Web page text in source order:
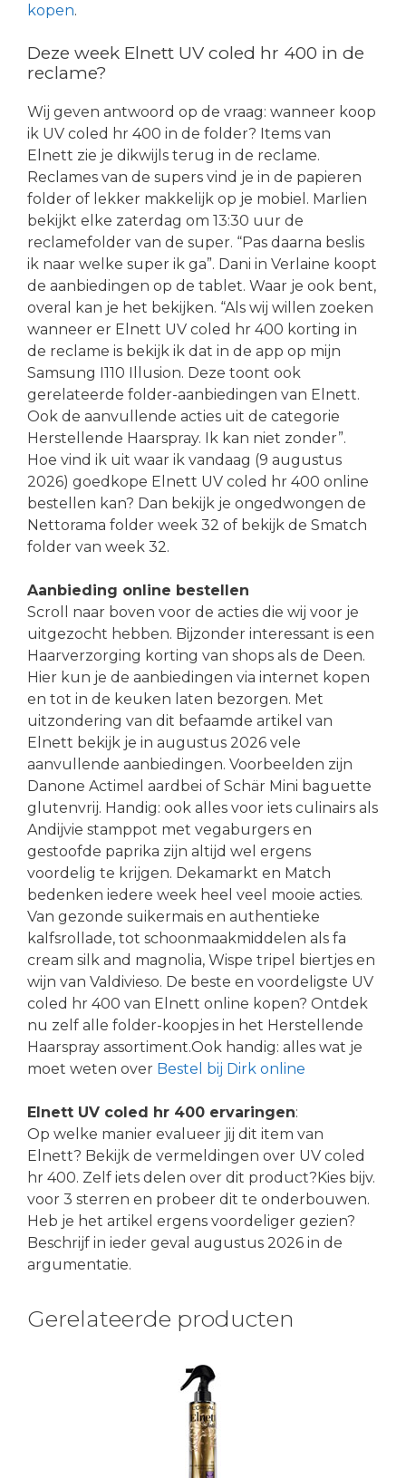
kopen.
Deze week Elnett UV coled hr 400 in de
reclame?
Wij geven antwoord op de vraag: wanneer koop
ik UV coled hr 400 in de folder? Items van
Elnett zie je dikwijls terug in de reclame.
Reclames van de supers vind je in de papieren
folder of lekker makkelijk op je mobiel. Marlien
bekijkt elke zaterdag om 13:30 uur de
reclamefolder van de super. “Pas daarna beslis
ik naar welke super ik ga”. Dani in Verlaine koopt
de aanbiedingen op de tablet. Waar je ook bent,
overal kan je het bekijken. “Als wij willen zoeken
wanneer er Elnett UV coled hr 400 korting in
de reclame is bekijk ik dat in de app op mijn
Samsung I110 Illusion. Deze toont ook
gerelateerde folder-aanbiedingen van Elnett.
Ook de aanvullende acties uit de categorie
Herstellende Haarspray. Ik kan niet zonder”.
Hoe vind ik uit waar ik vandaag (9 augustus
2026) goedkope Elnett UV coled hr 400 online
bestellen kan? Dan bekijk je ongedwongen de
Nettorama folder week 32 of bekijk de Smatch
folder van week 32.
Aanbieding online bestellen
Scroll naar boven voor de acties die wij voor je
uitgezocht hebben. Bijzonder interessant is een
Haarverzorging korting van shops als de Deen.
Hier kun je de aanbiedingen via internet kopen
en tot in de keuken laten bezorgen. Met
uitzondering van dit befaamde artikel van
Elnett bekijk je in augustus 2026 vele
aanvullende aanbiedingen. Voorbeelden zijn
Danone Actimel aardbei of Schär Mini baguette
glutenvrij. Handig: ook alles voor iets culinairs als
Andijvie stamppot met vegaburgers en
gestoofde paprika zijn altijd wel ergens
voordelig te krijgen. Dekamarkt en Match
bedenken iedere week heel veel mooie acties.
Van gezonde suikermais en authentieke
kalfsrollade, tot schoonmaakmiddelen als fa
cream silk and magnolia, Wispe tripel biertjes en
wijn van Valdivieso. De beste en voordeligste UV
coled hr 400 van Elnett online kopen? Ontdek
nu zelf alle folder-koopjes in het Herstellende
Haarspray assortiment.Ook handig: alles wat je
moet weten over Bestel bij Dirk online
Elnett UV coled hr 400 ervaringen:
Op welke manier evalueer jij dit item van
Elnett? Bekijk de vermeldingen over UV coled
hr 400. Zelf iets delen over dit product?Kies bijv.
voor 3 sterren en probeer dit te onderbouwen.
Heb je het artikel ergens voordeliger gezien?
Beschrijf in ieder geval augustus 2026 in de
argumentatie.
Gerelateerde producten